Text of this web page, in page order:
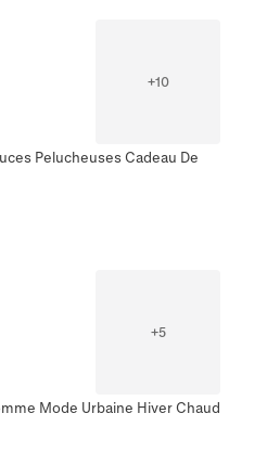
+10
Pelucheuses Cadeau De
+5
Mode Urbaine Hiver Chaud